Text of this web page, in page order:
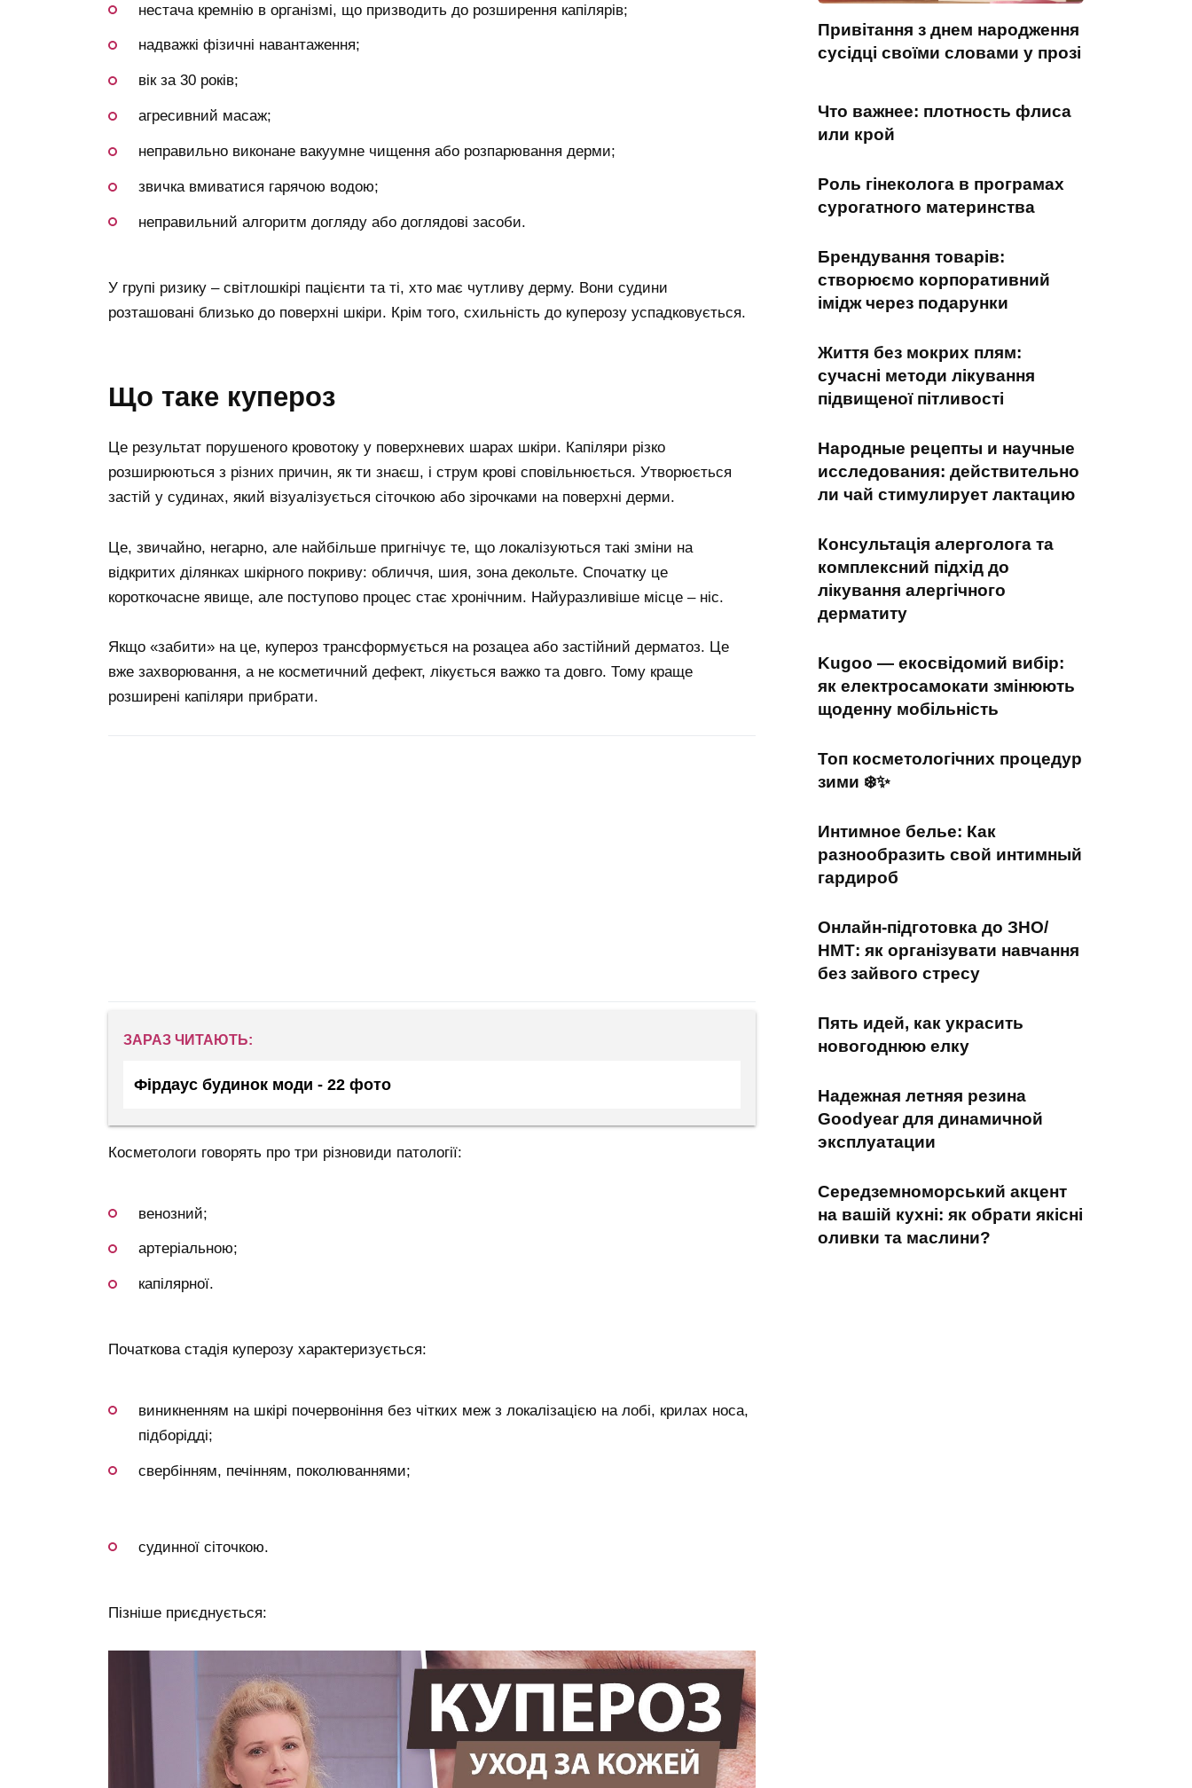
нестача кремнію в організмі, що призводить до розширення капілярів;
надважкі фізичні навантаження;
вік за 30 років;
агресивний масаж;
неправильно виконане вакуумне чищення або розпарювання дерми;
звичка вмиватися гарячою водою;
неправильний алгоритм догляду або доглядові засоби.
У групі ризику – світлошкірі пацієнти та ті, хто має чутливу дерму. Вони судини
розташовані близько до поверхні шкіри. Крім того, схильність до куперозу успадковується.
що таке купероз
Це результат порушеного кровотоку у поверхневих шарах шкіри. Капіляри різко
розширюються з різних причин, як ти знаєш, і струм крові сповільнюється. Утворюється
застій у судинах, який візуалізується сіточкою або зірочками на поверхні дерми.
Це, звичайно, негарно, але найбільше пригнічує те, що локалізуються такі зміни на
відкритих ділянках шкірного покриву: обличчя, шия, зона декольте. Спочатку це
короткочасне явище, але поступово процес стає хронічним. Найуразливіше місце – ніс.
Якщо «забити» на це, купероз трансформується на розацеа або застійний дерматоз. Це
вже захворювання, а не косметичний дефект, лікується важко та довго. Тому краще
розширені капіляри прибрати.
ЗАРАЗ ЧИТАЮТЬ:
Фірдаус будинок моди - 22 фото
Косметологи говорять про три різновиди патології:
венозний;
артеріальною;
капілярної.
Початкова стадія куперозу характеризується:
виникненням на шкірі почервоніння без чітких меж з локалізацією на лобі, крилах носа,
підборідді;
свербінням, печінням, поколюваннями;
судинної сіточкою.
Пізніше приєднується:
Привітання з днем народження
сусідці своїми словами у прозі
Что важнее: плотность флиса
или крой
Роль гінеколога в програмах
сурогатного материнства
Брендування товарів:
створюємо корпоративний
імідж через подарунки
Життя без мокрих плям:
сучасні методи лікування
підвищеної пітливості
Народные рецепты и научные
исследования: действительно
ли чай стимулирует лактацию
Консультація алерголога та
комплексний підхід до
лікування алергічного
дерматиту
Kugoo — екосвідомий вибір:
як електросамокати змінюють
щоденну мобільність
Топ косметологічних процедур
зими ❄️✨
Интимное белье: Как
разнообразить свой интимный
гардироб
Онлайн-підготовка до ЗНО/
НМТ: як організувати навчання
без зайвого стресу
Пять идей, как украсить
новогоднюю елку
Надежная летняя резина
Goodyear для динамичной
эксплуатации
Середземноморський акцент
на вашій кухні: як обрати якісні
оливки та маслини?